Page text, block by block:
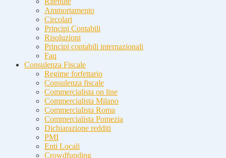
Ammortamento
Circolari
Principi Contabili
Risoluzioni
Principi contabili internazionali
Faq
Consulenza Fiscale
Regime forfettario
Consulenza fiscale
Commercialista on line
Commercialista Milano
Commercialista Roma
Commercialista Pomezia
Dichiarazione redditi
PMI
Enti Locali
Crowdfunding